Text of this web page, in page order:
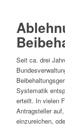
Seit ca. drei
Systematik
erteilt. In vielen
Antragsteller
einzureichen,